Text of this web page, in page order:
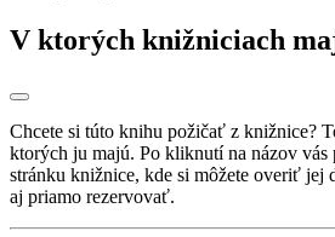
V ktorých knižniciach
Chcete si túto knihu požičať z knižnice?
ktorých ju majú. Po kliknutí na názov vás
stránku knižnice, kde si môžete overiť jej
aj priamo rezervovať.